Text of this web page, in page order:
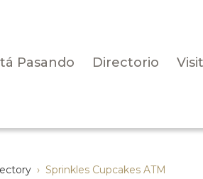
Pasando Directorio
› Sprinkles Cupcakes ATM